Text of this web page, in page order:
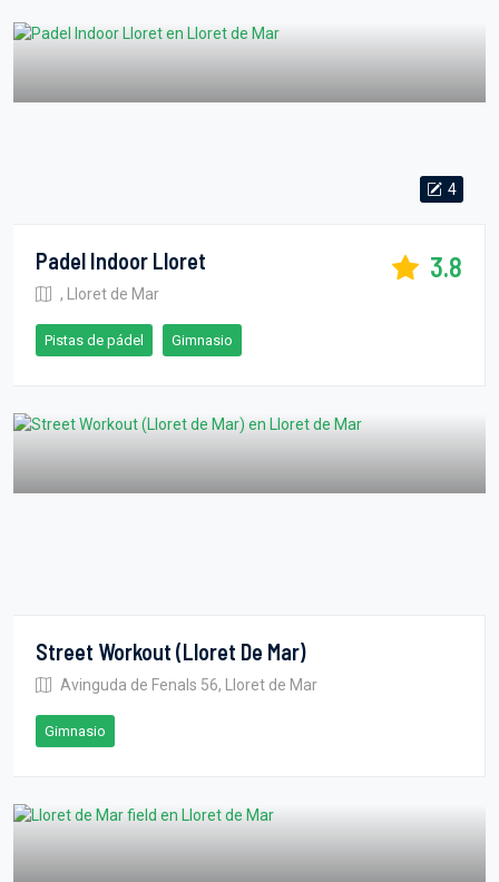
4
Padel Indoor Lloret
, Lloret de Mar
3.8
Pistas de pádel Gimnasio
Street Workout (Lloret De Mar)
Avinguda de Fenals 56, Lloret de Mar
Gimnasio